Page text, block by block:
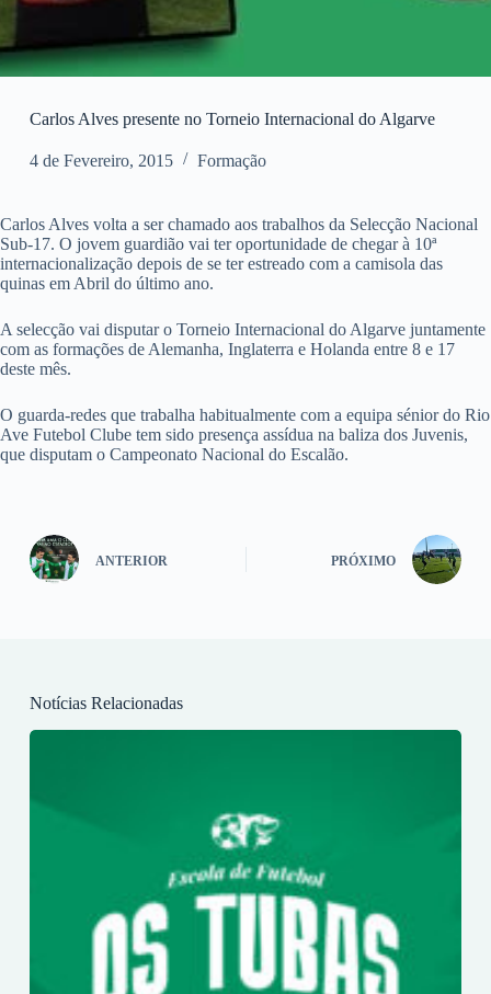
Carlos Alves presente no Torneio Internacional do Algarve
4 de Fevereiro, 2015 Formação
Carlos Alves volta a ser chamado aos trabalhos da Selecção Nacional
Sub-17. O jovem guardião vai ter oportunidade de chegar à 10ª
internacionalização depois de se ter estreado com a camisola das
quinas em Abril do último ano.
A selecção vai disputar o Torneio Internacional do Algarve juntamente
com as formações de Alemanha, Inglaterra e Holanda entre 8 e 17
deste mês.
O guarda-redes que trabalha habitualmente com a equipa sénior do Rio
Ave Futebol Clube tem sido presença assídua na baliza dos Juvenis,
que disputam o Campeonato Nacional do Escalão.
ANTERIOR PRÓXIMO
Notícias Relacionadas